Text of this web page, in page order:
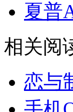
夏普
相关阅
恋与